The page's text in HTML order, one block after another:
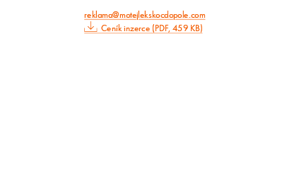
reklama@motejlekskocdopole.com
Ceník inzerce (PDF, 459 KB)